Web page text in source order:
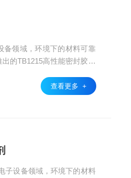
的TB1215高性能密封胶凭
查看更多 +
子设备领域，环境下的材料